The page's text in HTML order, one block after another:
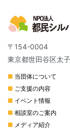
〒154-0004
東京都世田谷区太
■ 当団体について
■ ご支援の内容
■ イベント情報
■ 相談室のご案内
■ メディア紹介